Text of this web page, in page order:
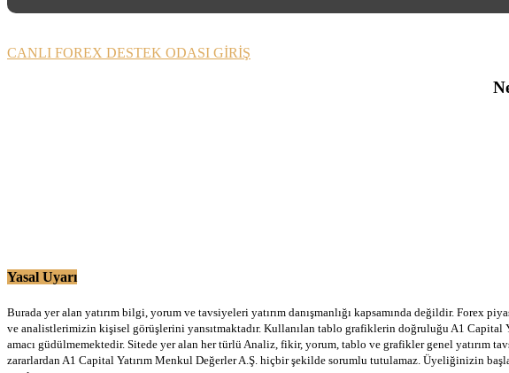
CANLI FOREX DESTEK ODASI GİRİŞ
Yasal Uyarı
Burada yer alan yatırım bilgi, yorum ve tavsiyeleri yatırım danışmanlığı kapsamında değildir. Forex
ve analistlerimizin kişisel görüşlerini yansıtmaktadır. Kullanılan tablo grafiklerin doğruluğu A1
amacı güdülmemektedir. Sitede yer alan her türlü Analiz, fikir, yorum, tablo ve grafikler genel
zararlardan A1 Capital Yatırım Menkul Değerler A.Ş. hiçbir şekilde sorumlu tutulamaz. Üyeliğinizin